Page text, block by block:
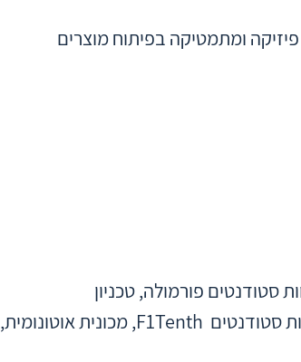
ומתמטיקה בפיתוח מוצרים
סטודנטים פורמולה, טכניון
, הפקולטה להנדסת חשמל ומחשבים – צוות סטודנטים F1Tenth, מכונית אוטונומית,